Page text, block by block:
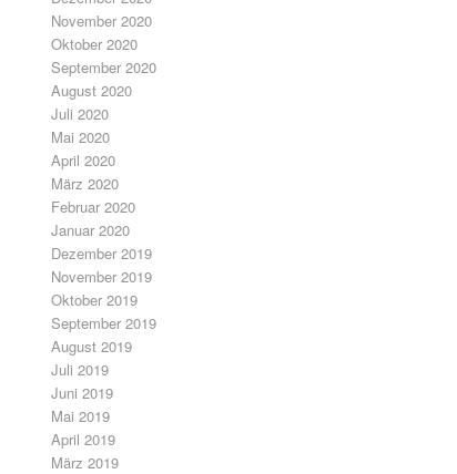
November 2020
Oktober 2020
September 2020
August 2020
Juli 2020
Mai 2020
April 2020
März 2020
Februar 2020
Januar 2020
Dezember 2019
November 2019
Oktober 2019
September 2019
August 2019
Juli 2019
Juni 2019
Mai 2019
April 2019
März 2019